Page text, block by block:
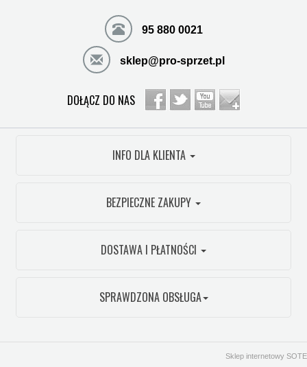
95 880 0021
sklep@pro-sprzet.pl
DOŁĄCZ DO NAS
INFO DLA KLIENTA
BEZPIECZNE ZAKUPY
DOSTAWA I PŁATNOŚCI
SPRAWDZONA OBSŁUGA
Sklep internetowy SOTE